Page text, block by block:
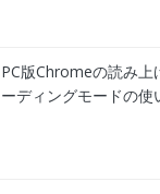
PC版Chromeの読み上
ーディングモードの